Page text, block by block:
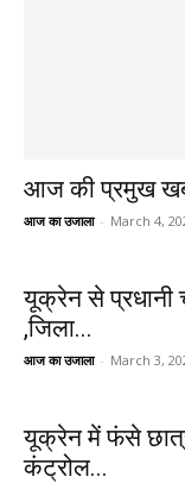
आज की प्रमुख
आज का उजाला - March 4,
यूक्रेन से प्रधानी
,जिला...
आज का उजाला - March 3,
यूक्रेन में फंसे
कंट्रोल...